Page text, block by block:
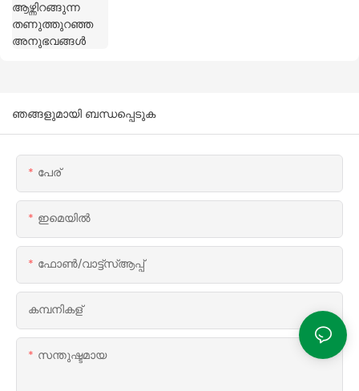
ഞങ്ങളുമായി ബന്ധപ്പെടുക
പേര്
ഇമെയിൽ
ഫോൺ/വാട്ട്‌സ്ആപ്പ്
കമ്പനികള്
സന്തുഷ്ടമായ